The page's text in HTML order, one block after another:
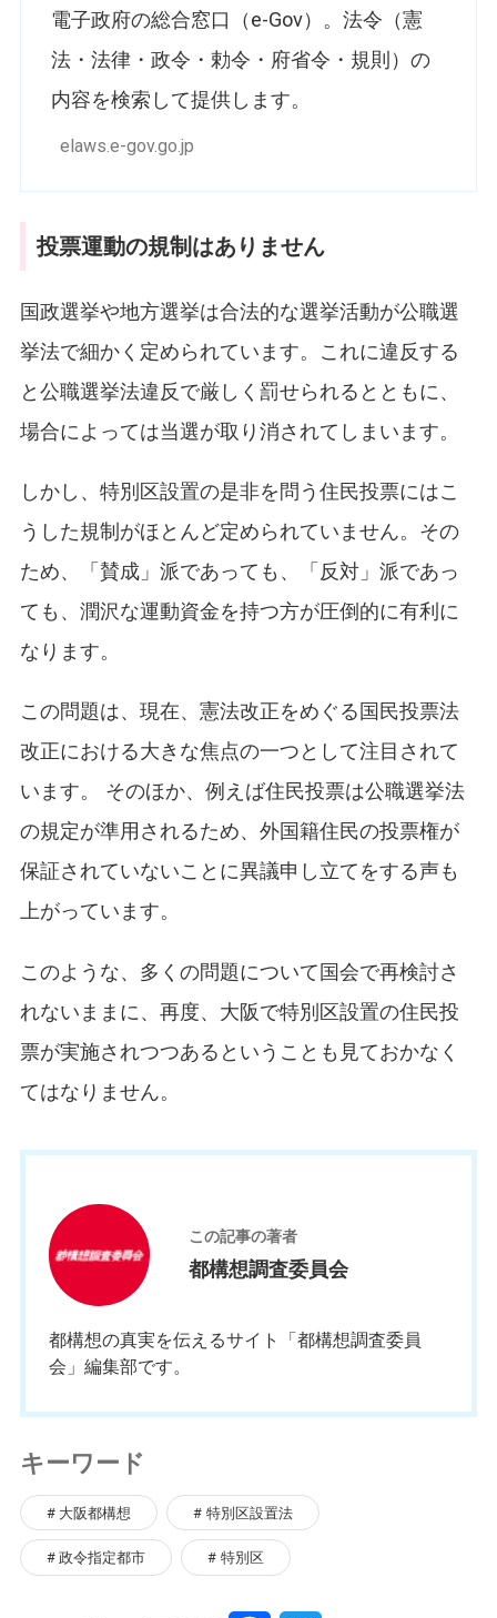
電子政府の総合窓口（e-Gov）。法令（憲
法・法律・政令・勅令・府省令・規則）の
内容を検索して提供します。
elaws.e-gov.go.jp
投票運動の規制はありません
国政選挙や地方選挙は合法的な選挙活動が公職選
挙法で細かく定められています。これに違反する
と公職選挙法違反で厳しく罰せられるとともに、
場合によっては当選が取り消されてしまいます。
しかし、特別区設置の是非を問う住民投票にはこ
うした規制がほとんど定められていません。その
ため、「賛成」派であっても、「反対」派であっ
ても、潤沢な運動資金を持つ方が圧倒的に有利に
なります。
この問題は、現在、憲法改正をめぐる国民投票法
改正における大きな焦点の一つとして注目されて
います。 そのほか、例えば住民投票は公職選挙法
の規定が準用されるため、外国籍住民の投票権が
保証されていないことに異議申し立てをする声も
上がっています。
このような、多くの問題について国会で再検討さ
れないままに、再度、大阪で特別区設置の住民投
票が実施されつつあるということも見ておかなく
てはなりません。
この記事の著者
都構想調査委員会
都構想の真実を伝えるサイト「都構想調査委員
会」編集部です。
キーワード
大阪都構想 特別区設置法
政令指定都市 特別区